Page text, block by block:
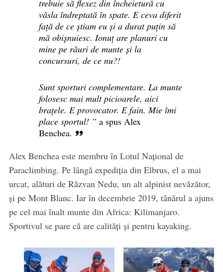
trebuie să flexez din încheietură cu
vâsla îndreptată în spate. E ceva diferit
față de ce știam eu și a durat puțin să
mă obișnuiesc. Ionuț are planuri cu
mine pe râuri de munte și la
concursuri, de ce nu?!
Sunt sporturi complementare. La munte
folosesc mai mult picioarele, aici
brațele. E provocator. E fain. Mie îmi
place sportul! ” a spus Alex
Benchea.
Alex Benchea este membru în Lotul Național de
Paraclimbing. Pe lângă expediția din Elbrus, el a mai
urcat, alături de Răzvan Nedu, un alt alpinist nevăzător,
și pe Mont Blanc. Iar în decembrie 2019, tânărul a ajuns
pe cel mai înalt munte din Africa: Kilimanjaro.
Sportivul se pare că are calități și pentru kayaking.